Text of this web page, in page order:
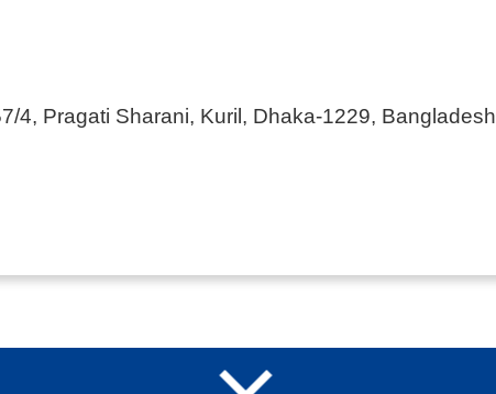
4, Pragati Sharani, Kuril, Dhaka-1229, Bangladesh